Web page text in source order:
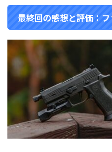
最終回の感想と評価：